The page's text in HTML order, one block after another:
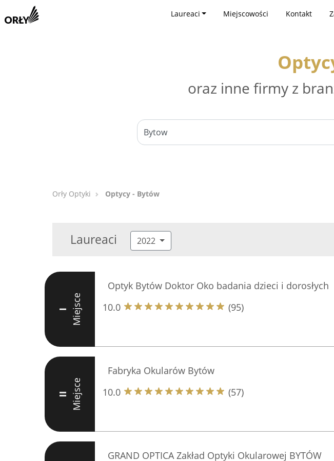
Laureaci Miejscowości Kontakt
oraz inne firmy z
Orły Optyki Optycy - Bytów
Laureaci 2022
I Miejsce
Optyk Bytów Doktor Oko badania dzieci i dorosłych
10.0
(95)
II Miejsce
Fabryka Okularów Bytów
10.0
(57)
GRAND OPTICA Zakład Optyki Okularowej BYTÓW